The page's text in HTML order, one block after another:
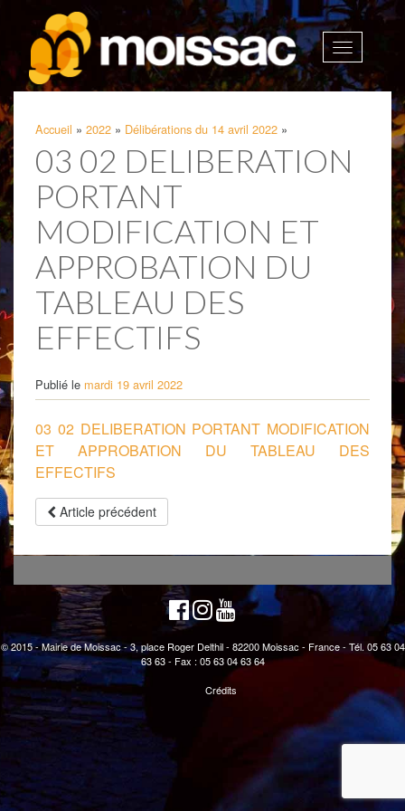
Afficher
la
Accueil » 2022 » Délibérations du 14 avril 2022 »
03 02 DELIBERATION
PORTANT
MODIFICATION ET
APPROBATION DU
TABLEAU DES
EFFECTIFS
Publié le mardi 19 avril 2022
03 02 DELIBERATION PORTANT MODIFICATION
ET APPROBATION DU TABLEAU DES
EFFECTIFS
Article précédent
© 2015 - Mairie de Moissac - 3, place Roger Delthil - 82200 Moissac - France - Tél. 05 63 04
63 63 - Fax : 05 63 04 63 64
Crédits